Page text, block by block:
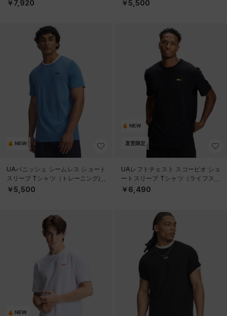
￥7,920 ￥5,500
NEW
UAバニッシュ シームレス ショート
スリーブ Tシャツ（トレーニング/M
EN）
￥5,500
NEW
直営限定
UAレフトチェスト スコーピオ ショ
ートスリーブ Tシャツ（ライフスタ
イル/MEN）
￥6,490
NEW